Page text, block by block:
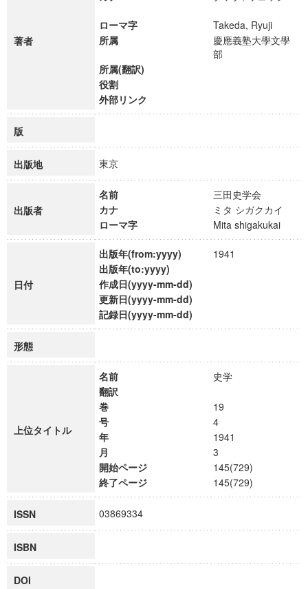
著者
ローマ字
Takeda, Ryuji
所属
慶應義塾大學文學
部
所属(翻訳)
役割
外部リンク
版
出版地 東京
出版者
名前
三田史学会
カナ
ミタ シガクカイ
ローマ字
Mita shigakukai
日付
出版年(from:yyyy)
1941
出版年(to:yyyy)
作成日(yyyy-mm-dd)
更新日(yyyy-mm-dd)
記録日(yyyy-mm-dd)
形態
上位タイトル
名前
史学
翻訳
巻
19
号
4
年
1941
月
3
開始ページ
145(729)
終了ページ
145(729)
ISSN 03869334
ISBN
DOI